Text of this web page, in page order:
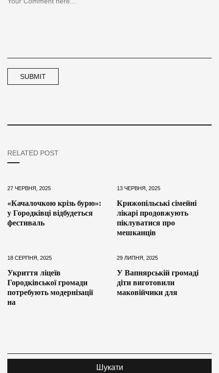
RELATED POST
27 ЧЕРВНЯ, 2025
«Качалочкою крізь бурю»:
у Городківці відбудеться
фестиваль
13 ЧЕРВНЯ, 2025
Крижопільські сімейні
лікарі продовжують
піклуватися про
мешканців
18 СЕРПНЯ, 2025
Укриття ліцеїв
Городківської громади
потребують модернізації
на
29 ЛИПНЯ, 2025
У Вапнярській громаді
діти виготовили
маковійчики для